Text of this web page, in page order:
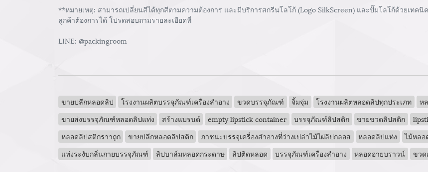
**หมายเหตุ: สามารถเปลี่ยนสีได้ทุกสีตามความต้องการ และมีบริการสกรีนโลโก้ (Logo SilkScreen) และปั๊มโลโก้ด้วยเทค
ลูกค้าต้องการได้ โปรดสอบถามรายละเอียดที่
LINE: @packingroom
ขายปลีกหลอดลิป โรงงานผลิตบรรจุภัณฑ์เครื่องสำอาง ขวดบรรจุภัณฑ์ จิ้มจุ่ม โรงงานผลิตหลอดลิปทุกประเภท ห
ขายส่งบรรจุภัณฑ์หลอดลิปแท่ง
สร้างแบรนด์ empty lipstick container บรรจุภัณฑ์ลิปสติก ขายขวดลิปสติก
หลอดลิปสติกราาถูก
ขายปลีกหลอดลิปสติก ภาชนะบรรจุเครื่องสำอางที่ว่างเปล่าไม้ไผ่ลิปกลอส หลอดลิปแท่ง ไม้หล
แท่งระงับกลิ่นกายบรรจุภัณฑ์
ลิปบาล์มหลอดกระดาษ ลิปติดหลอด บรรจุภัณฑ์เครื่องสำอาง หลอดอายบราวน์ ขวด